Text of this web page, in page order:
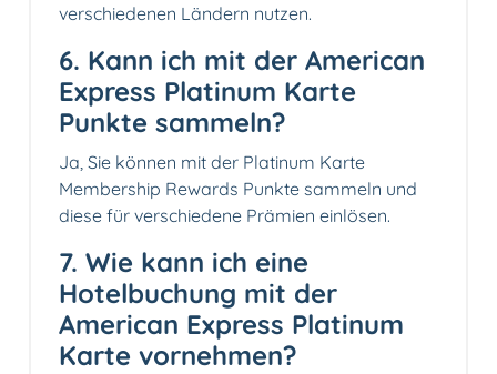
verschiedenen Ländern nutzen.
6. Kann ich mit der American
Express Platinum Karte
Punkte sammeln?
Ja, Sie können mit der Platinum Karte
Membership Rewards Punkte sammeln und
diese für verschiedene Prämien einlösen.
7. Wie kann ich eine
Hotelbuchung mit der
American Express Platinum
Karte vornehmen?